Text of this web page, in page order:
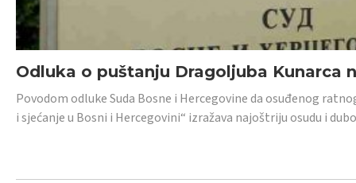
Odluka o puštanju Dragoljuba Kunarca
Povodom odluke Suda Bosne i Hercegovine da osuđenog
i sjećanje u Bosni i Hercegovini“ izražava najoštriju osudu i